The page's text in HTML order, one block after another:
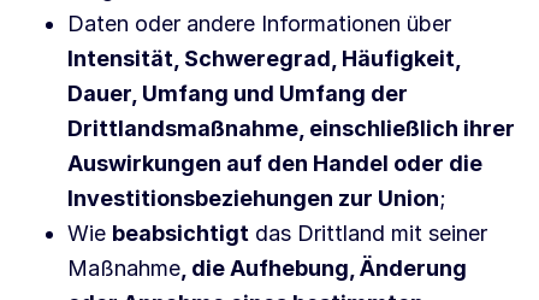
Daten oder andere Informationen über
Intensität, Schweregrad, Häufigkeit,
Dauer, Umfang und Umfang der
Drittlandsmaßnahme, einschließlich ihrer
Auswirkungen auf den Handel oder die
Investitionsbeziehungen zur Union;
Wie beabsichtigt das Drittland mit seiner
Maßnahme, die Aufhebung, Änderung